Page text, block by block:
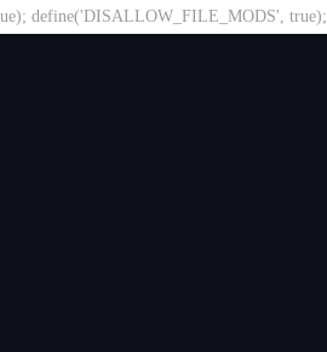
define('DISALLOW_FILE_MODS', true);